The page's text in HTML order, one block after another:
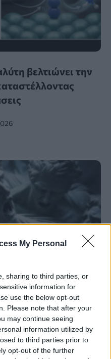
My Personal
sharing to third parties, or
information for
use the below opt-out
Please note that after your
may continue seeing
information utilized by
to third parties prior to
opt-out of the further
βελτιώνει την
την ελληνική
κάνετε το 3 στα 3;